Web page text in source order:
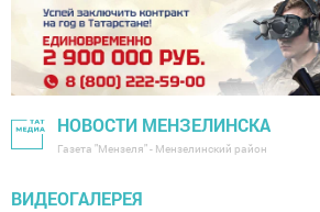
НОВОСТИ МЕНЗЕЛИНСКА
Газета "Мензеля" - Мензелинский район
ВИДЕОГАЛЕРЕЯ